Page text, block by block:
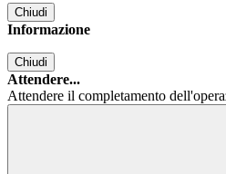
Chiudi
Informazione
Chiudi
Attendere...
Attendere il completamento